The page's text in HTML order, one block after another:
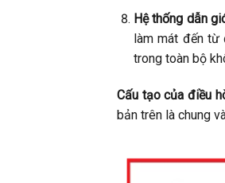
Hệ thống dẫn
làm mát đến từ
trong toàn bộ
Cấu tạo của điều
bản trên là chung